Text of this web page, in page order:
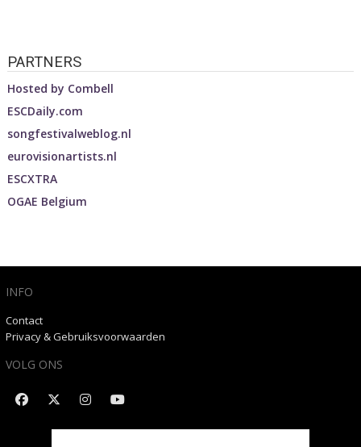
PARTNERS
Hosted by Combell
ESCDaily.com
songfestivalweblog.nl
eurovisionartists.nl
ESCXTRA
OGAE Belgium
INFO
Contact
Privacy & Gebruiksvoorwaarden
VOLG ONS